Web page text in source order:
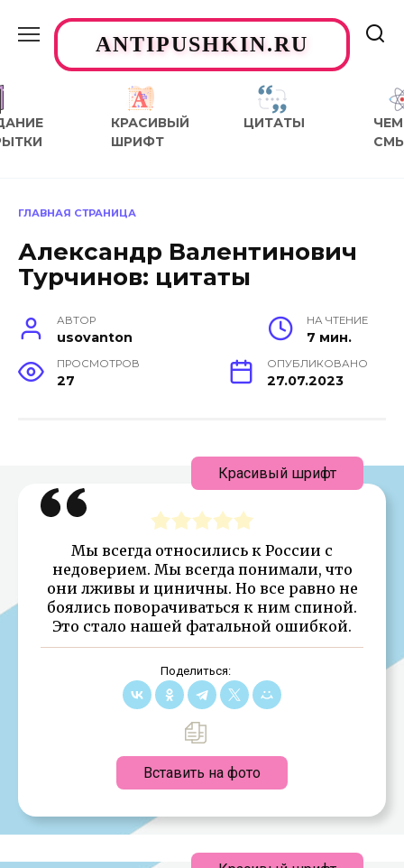
содержаниюANTIPUSHKIN.RU
КРАСИВЫЙ
ШРИФТ
ЦИТАТЫ
ЧЕМ
ГЛАВНАЯ СТРАНИЦА
Александр Валентинович
Турчинов: цитаты
АВТОР
usovanton
НА ЧТЕНИЕ
7 мин.
ПРОСМОТРОВ
27
ОПУБЛИКОВАНО
27.07.2023
Мы всегда относились к России с
недоверием. Мы всегда понимали, что
они лживы и циничны. Но все равно не
боялись поворачиваться к ним спиной.
Это стало нашей фатальной ошибкой.
Поделиться:
Вставить на фото
Красивый шрифт